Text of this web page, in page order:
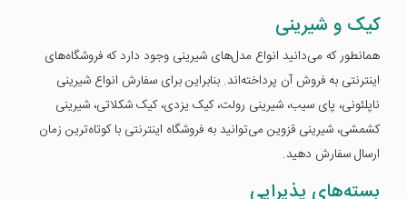
کیک و شیرینی
همانطور که می‌دانید انواع مدل‌های شیرینی وجود دارد که فروشگاه‌های
اینترنتی به فروش آن پرداخته‌اند. بنابراین برای سفارش انواع شیرینی
ناپلئونی، پای سیب، شیرینی رولت، کیک یزدی، کیک شکلاتی، شیرینی
کشمشی، شیرینی قزوین می‌توانید به فروشگاه اینترنتی با کوتاه‌ترین زمان
ارسال سفارش دهید.
بسته‌های پذیرایی